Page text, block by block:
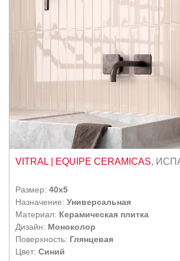
VITRAL | EQUIPE CERAMICAS,
Размер: 40x5
Назначение: Универсальная
Материал: Керамическая плитка
Дизайн: Моноколор
Поверхность: Глянцевая
Цвет: Синий